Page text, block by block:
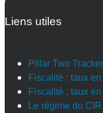
Liens utiles
Pillar Two Tracker
Fiscalité : taux
Fiscalité : taux
Le régime du CIR